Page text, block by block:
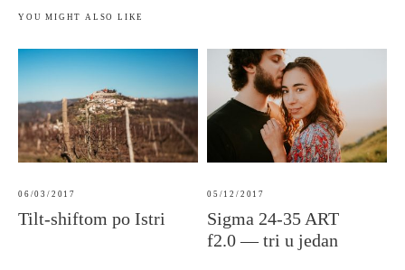
YOU MIGHT ALSO LIKE
06/03/2017
Tilt-shiftom po Istri
05/12/2017
Sigma 24-35 ART
f2.0 — tri u jedan